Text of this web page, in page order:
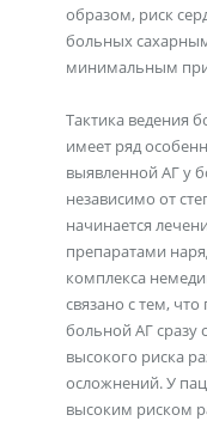
образом, риск
больных
минимальным
Тактика ведения
имеет ряд
выявленной АГ у
независимо от
начинается
препаратами
комплекса
связано с тем,
больной АГ сразу
высокого риска
осложнений. У
высоким риском